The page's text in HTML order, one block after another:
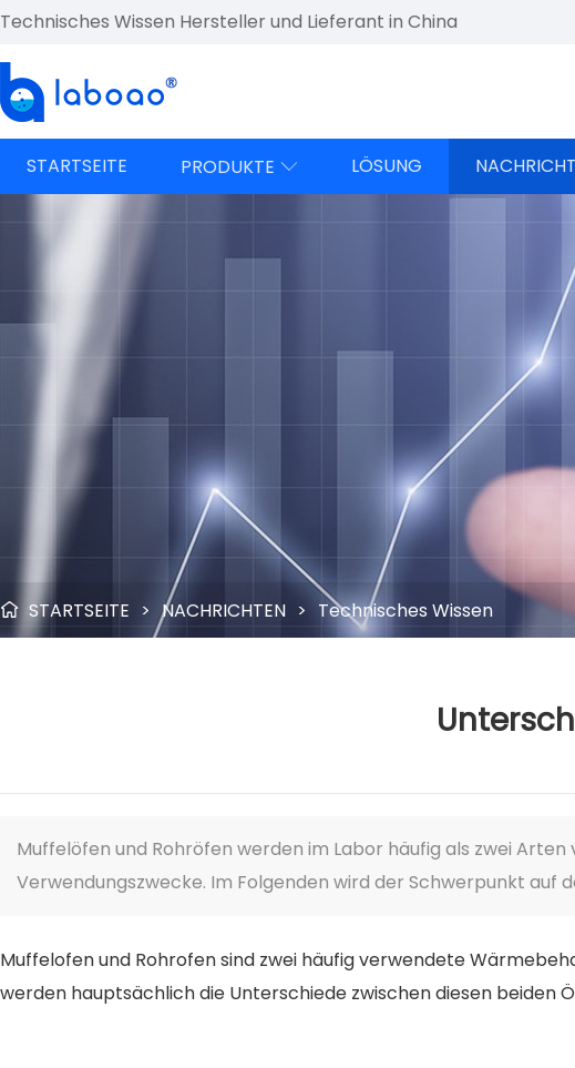
Technisches Wissen Hersteller und Lieferant in China
STARTSEITE PRODUKTE  LÖSUNG
 STARTSEITE > NACHRICHTEN > Technisches Wissen
Muffelöfen und Rohröfen werden im Labor häufig als zwei
Verwendungszwecke. Im Folgenden wird der Schwerpunkt auf
Muffelofen und Rohrofen sind zwei häufig verwendete
werden hauptsächlich die Unterschiede zwischen diesen beiden